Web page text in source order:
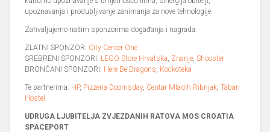
upoznavanja i produbljivanje zanimanja za nove tehnologije.
Zahvaljujemo našim sponzorima događanja i nagrada:
ZLATNI SPONZOR: City Center One
SREBRENI SPONZORI: LEGO Store Hrvatska Znanje ,Shooster
BRONČANI SPONZORI: Here Be Dragons Kockoteka
Te partnerima: HP, Pizzeria Doomsday, Centar Mladih Ribnjak ,Taban
Hostel
UDRUGA LJUBITELJA ZVJEZDANIH RATOVA MOS CROATIA
SPACEPORT